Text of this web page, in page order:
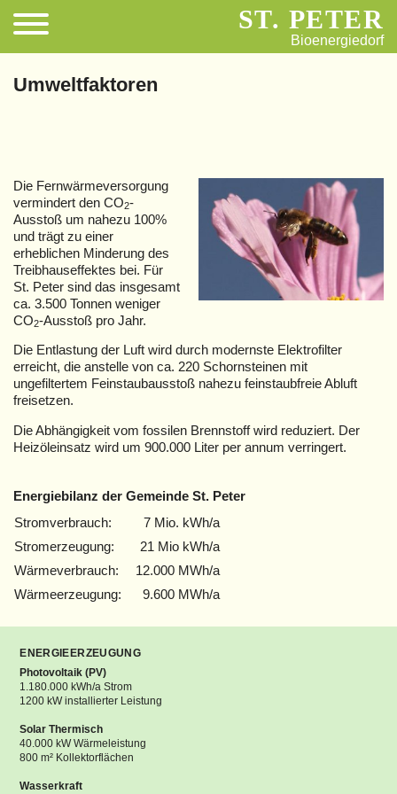
ST. PETER
Bioenergiedorf
Umweltfaktoren
Die Fernwärmeversorgung
vermindert den CO2-
Ausstoß um nahezu 100%
und trägt zu einer
erheblichen Minderung des
Treibhauseffektes bei. Für
St. Peter sind das insgesamt
ca. 3.500 Tonnen weniger
CO2-Ausstoß pro Jahr.
Die Entlastung der Luft wird durch modernste Elektrofilter
erreicht, die anstelle von ca. 220 Schornsteinen mit
ungefiltertem Feinstaubausstoß nahezu feinstaubfreie Abluft
freisetzen.
Die Abhängigkeit vom fossilen Brennstoff wird reduziert. Der
Heizöleinsatz wird um 900.000 Liter per annum verringert.
Energiebilanz der Gemeinde St. Peter
Stromverbrauch:
7 Mio. kWh/a
Stromerzeugung:
21 Mio kWh/a
Wärmeverbrauch:
12.000 MWh/a
Wärmeerzeugung:
9.600 MWh/a
ENERGIEERZEUGUNG
Photovoltaik (PV)
1.180.000 kWh/a Strom
1200 kW installierter Leistung
Solar Thermisch
40.000 kW Wärmeleistung
800 m² Kollektorflächen
Wasserkraft